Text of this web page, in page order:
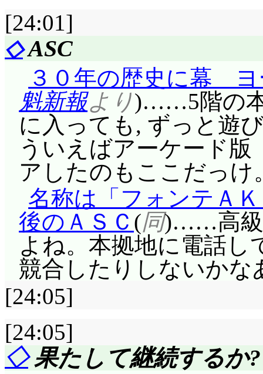
[24:01]
◇ASC
３０年の歴史に幕 ヨ
魁新報より)……5階の
に入っても, ずっと遊
ういえばアーケード
アしたのもここだっ
名称は「フォンテＡ
後のＡＳＣ (同)……高級
よね。本拠地に電話し
競合したりしないかな
[24:05]
[24:05]
◇果たして継続するか?